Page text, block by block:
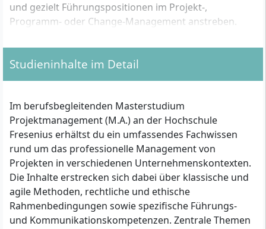
und gezielt Führungspositionen im Projekt-,
Programm- oder Change-Management anstreben.
Welche formalen Zulassungsvoraussetzungen
Die Zulassung zum berufsbegleitenden Master
Projektmanagement (M.A.) setzt ein abgeschlossenes
Hochschulstudium voraus. Akzeptiert werden:
Bachelorabschluss mit mindestens 210 ECTS-
Punkten in beliebiger Fachrichtung
Alternativ ein gleichwertiger Abschluss, zum
Beispiel Diplom oder Magister
Für Bewerberinnen und Bewerber mit weniger als 210
Studieninhalte im Detail
Im berufsbegleitenden Masterstudium
Projektmanagement (M.A.) an der Hochschule
Fresenius erhältst du ein umfassendes Fachwissen
rund um das professionelle Management von
Projekten in verschiedenen Unternehmenskontexten.
Die Inhalte erstrecken sich dabei über klassische und
agile Methoden, rechtliche und ethische
Rahmenbedingungen sowie spezifische Führungs-
und Kommunikationskompetenzen. Zentrale Themen